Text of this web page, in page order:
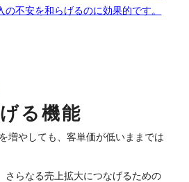
の不安を和らげるのに効果的です。
る機能
増やしても、客単価が低いままでは
さらなる売上拡大につなげるための